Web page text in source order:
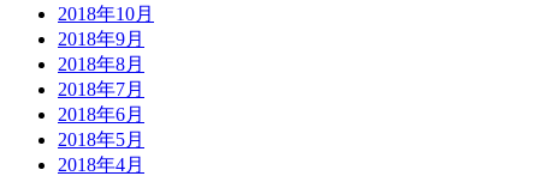
2018年10月
2018年9月
2018年8月
2018年7月
2018年6月
2018年5月
2018年4月